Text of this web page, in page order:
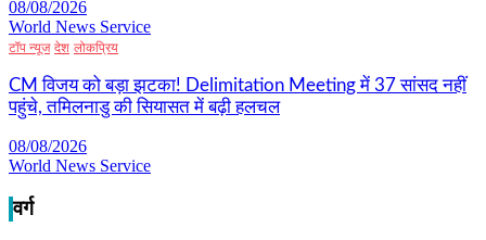
08/08/2026
World News Service
टॉप न्यूज देश लोकप्रिय
CM विजय को बड़ा झटका! Delimitation Meeting में 37 सांसद नहीं
पहुंचे, तमिलनाडु की सियासत में बढ़ी हलचल
08/08/2026
World News Service
वर्ग